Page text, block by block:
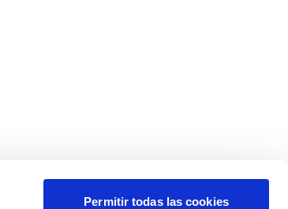
Permitir todas las cookies